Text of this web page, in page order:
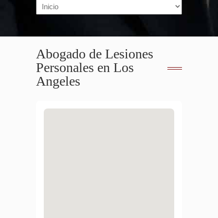
Navigation
Abogado de Lesiones
Personales en Los
Angeles